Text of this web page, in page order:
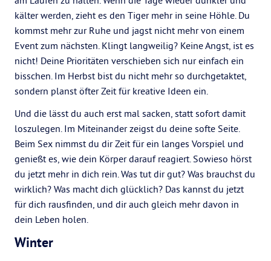
kälter werden, zieht es den Tiger mehr in seine Höhle. Du
kommst mehr zur Ruhe und jagst nicht mehr von einem
Event zum nächsten. Klingt langweilig? Keine Angst, ist es
nicht! Deine Prioritäten verschieben sich nur einfach ein
bisschen. Im Herbst bist du nicht mehr so durchgetaktet,
sondern planst öfter Zeit für kreative Ideen ein.
Und die lässt du auch erst mal sacken, statt sofort damit
loszulegen. Im Miteinander zeigst du deine softe Seite.
Beim Sex nimmst du dir Zeit für ein langes Vorspiel und
genießt es, wie dein Körper darauf reagiert. Sowieso hörst
du jetzt mehr in dich rein. Was tut dir gut? Was brauchst du
wirklich? Was macht dich glücklich? Das kannst du jetzt
für dich rausfinden, und dir auch gleich mehr davon in
dein Leben holen.
Winter